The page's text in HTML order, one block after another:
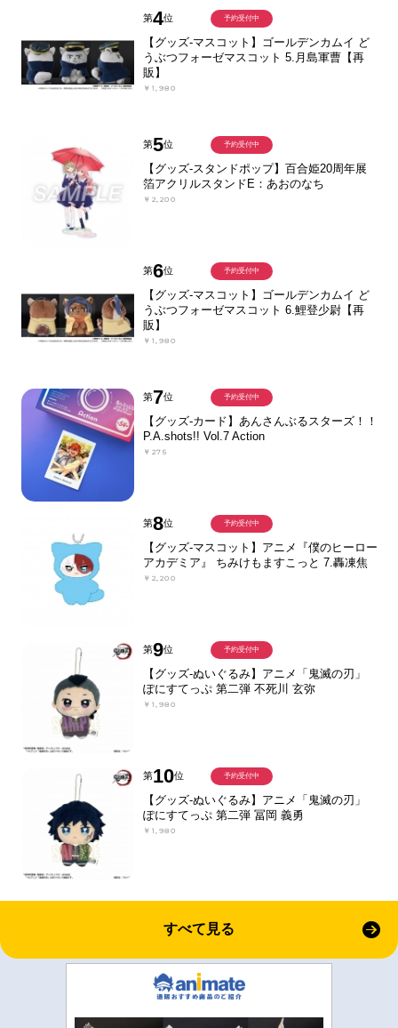
第4位
【グッズ-マスコット】ゴールデンカムイ ど
うぶつフォーゼマスコット 5.月島軍曹【再
販】
￥1,980
予約受付中
第5位
【グッズ-スタンドポップ】百合姫20周年展
箔アクリルスタンドE：あおのなち
￥2,200
予約受付中
第6位
【グッズ-マスコット】ゴールデンカムイ ど
うぶつフォーゼマスコット 6.鯉登少尉【再
販】
￥1,980
予約受付中
第7位
【グッズ-カード】あんさんぶるスターズ！！
P.A.shots!! Vol.7 Action
￥275
予約受付中
第8位
【グッズ-マスコット】アニメ『僕のヒーロー
アカデミア』 ちみけもますこっと 7.轟凍焦
￥2,200
予約受付中
第9位
【グッズ-ぬいぐるみ】アニメ「鬼滅の刃」
ぽにすてっぷ 第二弾 不死川 玄弥
￥1,980
予約受付中
第10位
【グッズ-ぬいぐるみ】アニメ「鬼滅の刃」
ぽにすてっぷ 第二弾 冨岡 義勇
￥1,980
予約受付中
すべて見る